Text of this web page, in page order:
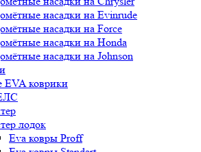
насадки на Evinrude
насадки на Force
насадки на Honda
насадки на Johnson
EVA коврики
лодок
Eva ковры Proff